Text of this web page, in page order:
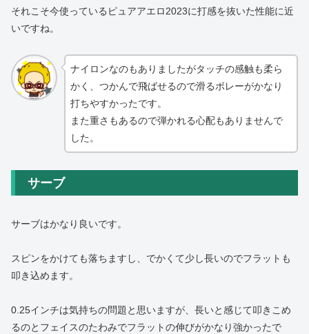
それこそ今使っているピュアアエロ2023に打感を抜いた性能に近
いですね。
ナイロンなのもありましたがタッチの感触も柔ら
かく、つかんで飛ばせるので滑るボレーがかなり
打ちやすかったです。
また重さもあるので弾かれる心配もありませんで
した。
サーブ
サーブはかなり良いです。
スピンをかけても落ちますし、でかくて少し長いのでフラットも
叩き込めます。
0.25インチは気持ちの問題と思いますが、長いと感じて叩きこめ
るのとフェイスのたわみでフラットの伸びがかなり強かったで